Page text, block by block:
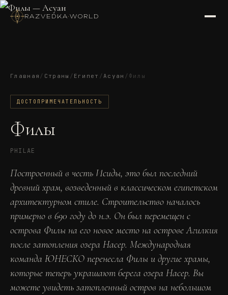
RAZVEDKA·WORLD
Главная / Страны / Египет /Асуан / Филы
ДОСТОПРИМЕЧАТЕЛЬНОСТЬ
Филы
PHILAE
Построенный в честь Исиды, это был последний
древний храм, возведенный в классическом египетском
архитектурном стиле. Строительство началось
примерно в 690 году до н.э. Он был перемещен с
острова Филы на его новое место на острове Агилкия
после затопления озера Насер. Международная
команда ЮНЕСКО перенесла Филы и другие храмы,
которые теперь украшают берега озера Насер. Вы
можете увидеть затопленный остров на небольшом